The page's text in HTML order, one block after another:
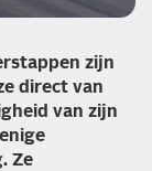
zijn
direct van
van zijn
Ze